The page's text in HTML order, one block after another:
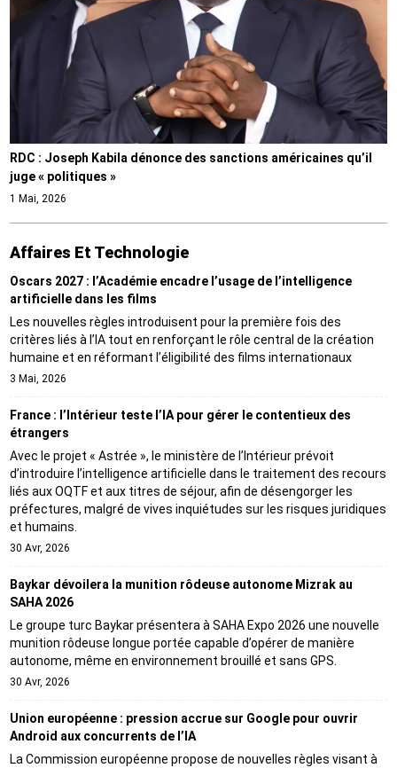
RDC : Joseph Kabila dénonce des sanctions américaines qu’il
juge « politiques »
1 Mai, 2026
Affaires Et Technologie
Oscars 2027 : l’Académie encadre l’usage de l’intelligence
artificielle dans les films
Les nouvelles règles introduisent pour la première fois des
critères liés à l’IA tout en renforçant le rôle central de la création
humaine et en réformant l’éligibilité des films internationaux
3 Mai, 2026
France : l’Intérieur teste l’IA pour gérer le contentieux des
étrangers
Avec le projet « Astrée », le ministère de l’Intérieur prévoit
d’introduire l’intelligence artificielle dans le traitement des recours
liés aux OQTF et aux titres de séjour, afin de désengorger les
préfectures, malgré de vives inquiétudes sur les risques juridiques
et humains.
30 Avr, 2026
Baykar dévoilera la munition rôdeuse autonome Mizrak au
SAHA 2026
Le groupe turc Baykar présentera à SAHA Expo 2026 une nouvelle
munition rôdeuse longue portée capable d’opérer de manière
autonome, même en environnement brouillé et sans GPS.
30 Avr, 2026
Union européenne : pression accrue sur Google pour ouvrir
Android aux concurrents de l’IA
La Commission européenne propose de nouvelles règles visant à